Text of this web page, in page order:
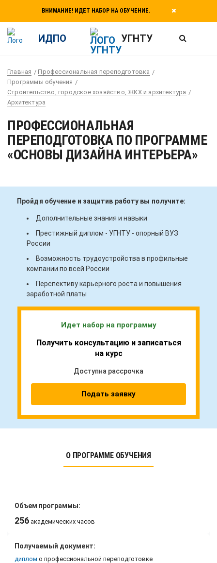
ВНИМАНИЕ! ИДЕТ НАБОР НА ОБУЧЕНИЕ.
ИДПО УГНТУ
Главная
Профессиональная переподготовка
Программы обучения
Строительство, городское хозяйство, ЖКХ и архитектура
Архитектура
ПРОФЕССИОНАЛЬНАЯ
ПЕРЕПОДГОТОВКА ПО ПРОГРАММЕ
«ОСНОВЫ ДИЗАЙНА ИНТЕРЬЕРА»
Пройдя обучение и защитив работу вы получите:
Дополнительные знания и навыки
Престижный диплом - УГНТУ - опорный ВУЗ
России
Возможность трудоустройства в профильные
компании по всей России
Перспективу карьерного роста и повышения
заработной платы
Идет набор на программу
Получить консультацию и записаться
на курс
Доступна рассрочка
Подать заявку
О ПРОГРАММЕ ОБУЧЕНИЯ
Объем программы:
256 академических часов
Получаемый документ:
диплом о профессиональной переподготовке